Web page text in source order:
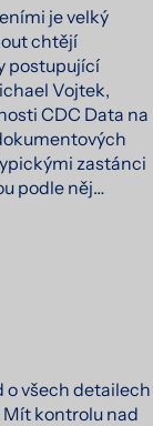
je velký
chtějí
postupující
Vojtek,
CDC Data na
zastánci
podle něj…
všech detailech
kontrolu nad